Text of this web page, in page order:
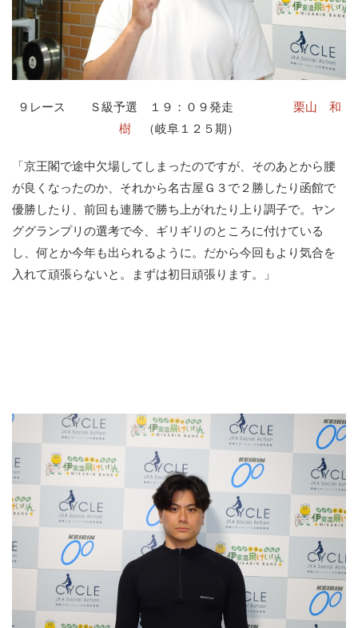
よくある質問
９レース Ｓ級予選 １９：０９発走 栗山 和
樹 （岐阜１２５期）
「京王閣で途中欠場してしまったのですが、そのあとから腰
が良くなったのか、それから名古屋Ｇ３で２勝したり函館で
優勝したり、前回も連勝で勝ち上がれたり上り調子で。ヤン
ググランプリの選考で今、ギリギリのところに付けている
し、何とか今年も出られるように。だから今回もより気合を
入れて頑張らないと。まずは初日頑張ります。」